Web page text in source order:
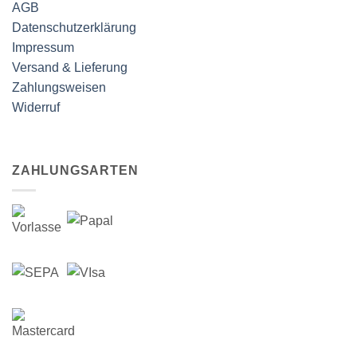
AGB
Datenschutzerklärung
Impressum
Versand & Lieferung
Zahlungsweisen
Widerruf
ZAHLUNGSARTEN